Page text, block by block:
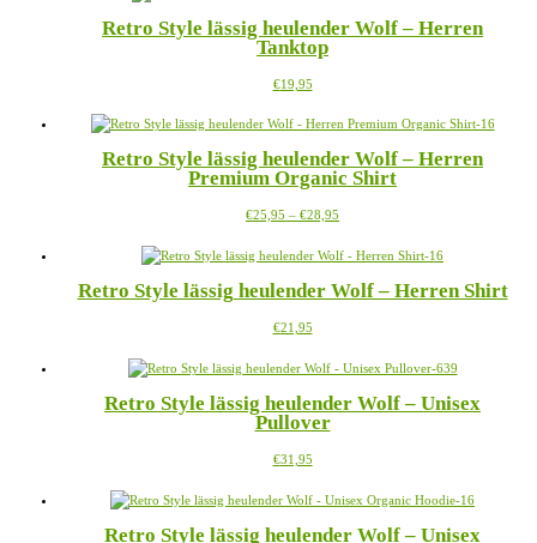
Varianten
auf.
Optionen
auf
Produktseite
gewählt
Retro Style lässig heulender Wolf – Herren
Tanktop
€19,95Dieses
weist
Varianten
auf.
Optionen
auf
Produktseite
werden
Retro Style lässig heulender Wolf – Herren
Premium Organic Shirt
€25,95 – €28,95
bis
weist
Varianten
können
der
Retro Style lässig heulender Wolf – Herren Shirt
€21,95Dieses
weist
Varianten
auf.
Optionen
auf
Produktseite
Retro Style lässig heulender Wolf – Unisex
Pullover
€31,95Dieses
weist
Varianten
Retro Style lässig heulender Wolf – Unisex